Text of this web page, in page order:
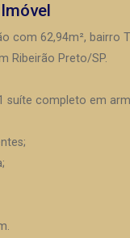
com 62,94m², bairro
Ribeirão Preto/SP.
suíte completo em